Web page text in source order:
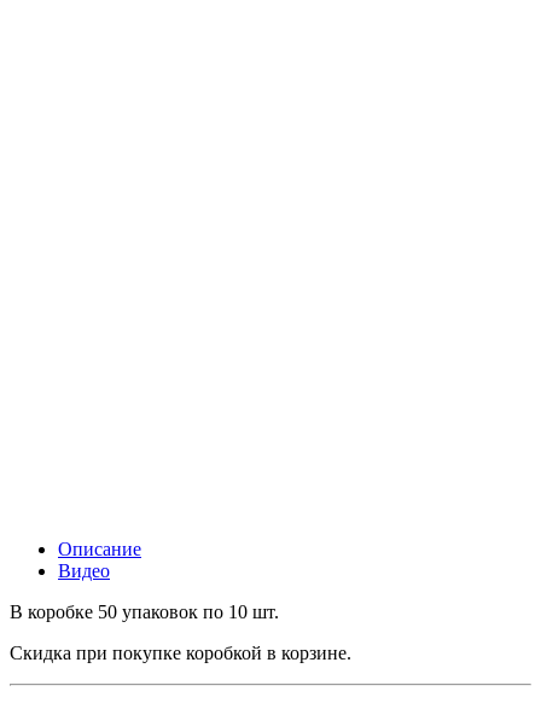
Описание
Видео
В коробке 50 упаковок по 10 шт.
Скидка при покупке коробкой в корзине.